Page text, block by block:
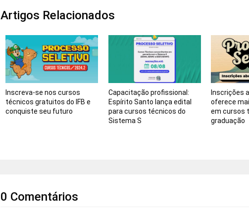
Artigos Relacionados
Inscreva-se nos cursos
técnicos gratuitos do IFB e
conquiste seu futuro
Capacitação profissional:
Espírito Santo lança edital
para cursos técnicos do
Sistema S
Inscrições
oferece
em cursos
graduação
0 Comentários